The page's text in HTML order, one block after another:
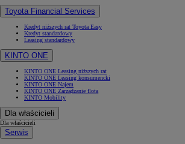
Toyota Financial Services
Kredyt niższych rat Toyota Easy
Kredyt standardowy
Leasing standardowy
KINTO ONE
KINTO ONE Leasing niższych rat
KINTO ONE Leasing konsumencki
KINTO ONE Najem
KINTO ONE Zarządzanie flotą
KINTO Mobility
Dla właścicieli
Dla właścicieli
Serwis